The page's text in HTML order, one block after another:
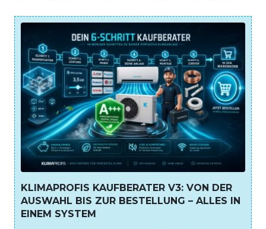
KLIMAPROFIS KAUFBERATER V3: VON DER
AUSWAHL BIS ZUR BESTELLUNG – ALLES IN
EINEM SYSTEM